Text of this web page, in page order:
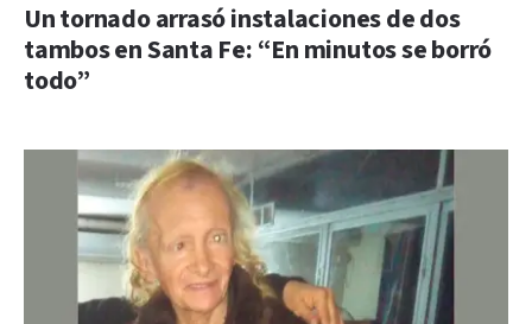
Un tornado arrasó instalaciones de dos
tambos en Santa Fe: “En minutos se borró
todo”